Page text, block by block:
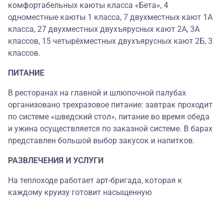
комфортабельных каюты класса «Бета», 4
одноместные каюты 1 класса, 7 двухместных кают 1А
класса, 27 двухместных двухъярусных кают 2А, 3А
классов, 15 четырёхместных двухъярусных кают 2Б, 3
классов.
ПИТАНИЕ
В ресторанах на главной и шлюпочной палубах
организовано трехразовое питание: завтрак проходит
по системе «шведский стол», питание во время обеда
и ужина осуществляется по заказной системе. В барах
представлен большой выбор закусок и напитков.
РАЗВЛЕЧЕНИЯ И УСЛУГИ
На теплоходе работает арт-бригада, которая к
каждому круизу готовит насыщенную